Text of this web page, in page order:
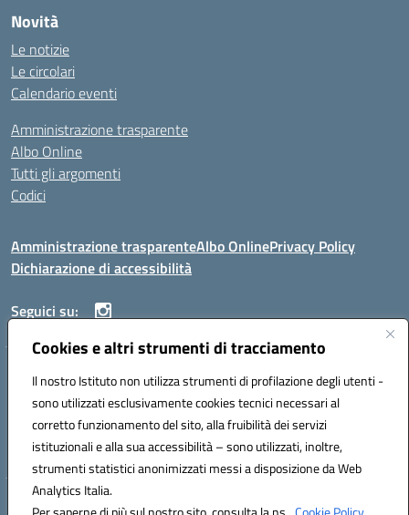
Cookies e altri strumenti di tracciamento
Il nostro Istituto non utilizza strumenti di profilazione degli utenti -
sono utilizzati esclusivamente cookies tecnici necessari al
corretto funzionamento del sito, alla fruibilità dei servizi
istituzionali e alla sua accessibilità – sono utilizzati, inoltre,
strumenti statistici anonimizzati messi a disposizione da Web
Analytics Italia.
Novità
Le notizie
Le circolari
Calendario eventi
Amministrazione trasparente
Albo Online
Tutti gli argomenti
Codici
Amministrazione trasparenteAlbo OnlinePrivacy Policy
Dichiarazione di accessibilità
Seguici su:
ISTITUTO ISTRUZIONE SUPERIORE ANGELO ROTH
Codice fiscale: 80004310902 Codice meccanografico: SSIS019006
Telefono: 079951627
Mail: SSIS019006@istruzione.it PEC: SSIS019006@pec.istruzione.it
Hosting & Powered by 3D Solution S.r.l.